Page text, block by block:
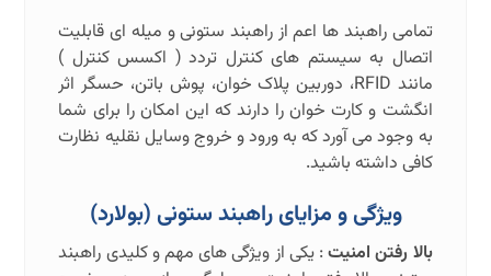
تمامی راهبند ها اعم از راهبند ستونی و میله ای قابلیت
اتصال به سیستم های کنترل تردد ( اکسس کنترل )
مانند RFID، دوربین پلاک خوان، پوش باتن، حسگر اثر
انگشت و کارت خوان را دارند که این امکان را برای شما
به وجود می آورد که به ورود و خروج وسایل نقلیه نظارت
کافی داشته باشید.
ویژگی و مزایای راهبند ستونی (بولارد)
بالا رفتن امنیت: یکی از ویژگی های مهم و کلیدی راهبند